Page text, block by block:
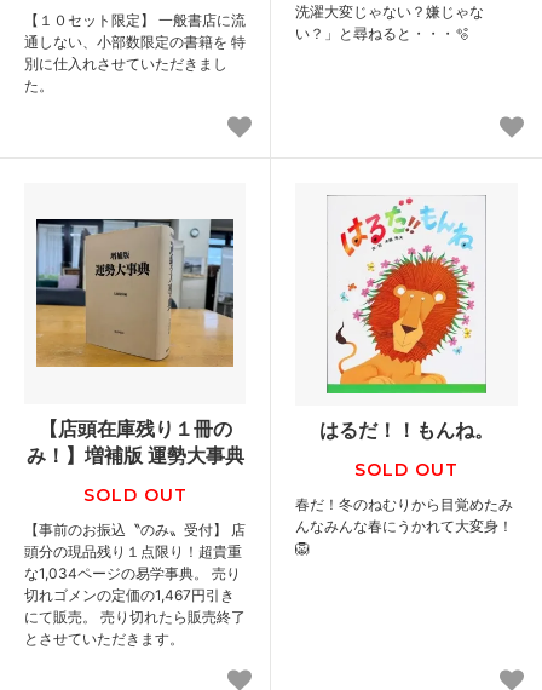
【１０セット限定】 一般書店に流
通しない、小部数限定の書籍を 特
別に仕入れさせていただきまし
た。
洗濯大変じゃない？嫌じゃな
い？」と尋ねると・・・🫧
【店頭在庫残り１冊の
み！】増補版 運勢大事典
SOLD OUT
【事前のお振込〝のみ〟受付】 店
頭分の現品残り１点限り！超貴重
な1,034ページの易学事典。 売り
切れゴメンの定価の1,467円引き
にて販売。 売り切れたら販売終了
とさせていただきます。
はるだ！！もんね。
SOLD OUT
春だ！冬のねむりから目覚めたみ
んなみんな春にうかれて大変身！
🦁